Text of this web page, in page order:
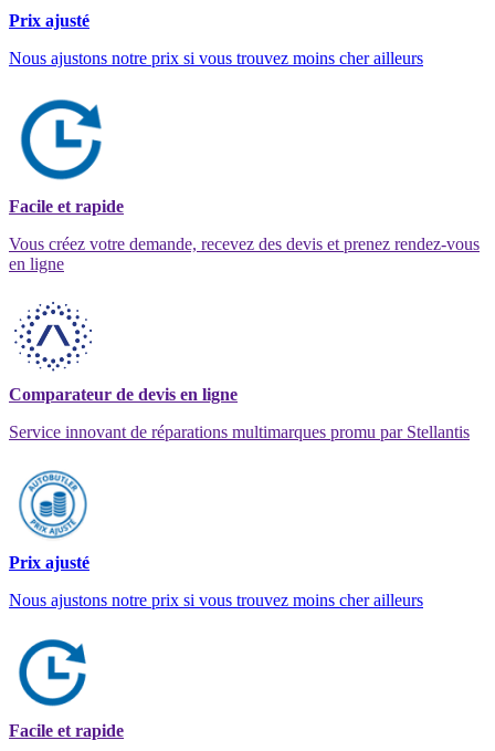
Prix ajusté
Nous ajustons notre prix si vous trouvez moins cher ailleurs
Facile et rapide
Vous créez votre demande, recevez des devis et prenez rendez-vous
en ligne
Comparateur de devis en ligne
Service innovant de réparations multimarques promu par Stellantis
Prix ajusté
Nous ajustons notre prix si vous trouvez moins cher ailleurs
Facile et rapide